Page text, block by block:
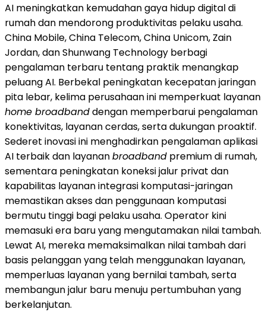
AI meningkatkan kemudahan gaya hidup digital di
rumah dan mendorong produktivitas pelaku usaha.
China Mobile, China Telecom, China Unicom, Zain
Jordan, dan Shunwang Technology berbagi
pengalaman terbaru tentang praktik menangkap
peluang AI. Berbekal peningkatan kecepatan jaringan
pita lebar, kelima perusahaan ini memperkuat layanan
home broadbanddengan memperbarui pengalaman
konektivitas, layanan cerdas, serta dukungan proaktif.
Sederet inovasi ini menghadirkan pengalaman aplikasi
AI terbaik dan layananbroadband premium di rumah,
sementara peningkatan koneksi jalur privat dan
kapabilitas layanan integrasi komputasi-jaringan
memastikan akses dan penggunaan komputasi
bermutu tinggi bagi pelaku usaha. Operator kini
memasuki era baru yang mengutamakan nilai tambah.
Lewat AI, mereka memaksimalkan nilai tambah dari
basis pelanggan yang telah menggunakan layanan,
memperluas layanan yang bernilai tambah, serta
membangun jalur baru menuju pertumbuhan yang
berkelanjutan.